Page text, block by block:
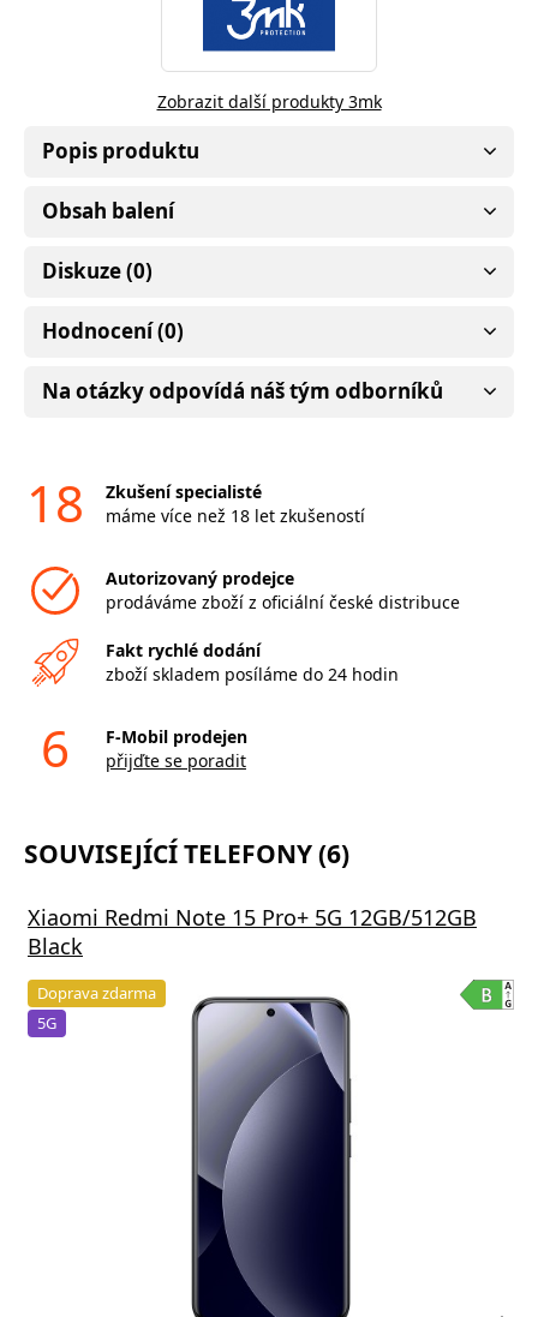
Zobrazit další produkty 3mk
Popis produktu
Obsah balení
Diskuze (0)
Hodnocení (0)
Na otázky odpovídá náš tým odborníků
18
Zkušení specialisté
máme více než 18 let zkušeností
Autorizovaný prodejce
prodáváme zboží z oficiální české distribuce
Fakt rychlé dodání
zboží skladem posíláme do 24 hodin
6
F-Mobil prodejen
přijďte se poradit
SOUVISEJÍCÍ TELEFONY (6)
Xiaomi Redmi Note 15 Pro+ 5G 12GB/512GB
Black
Doprava zdarma
5G